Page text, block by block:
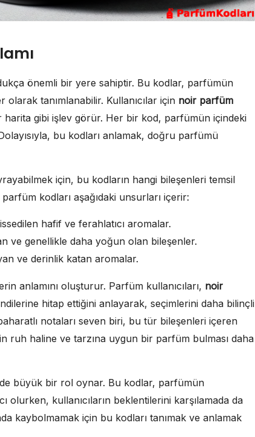
önemli bir yere sahiptir. Bu kodlar, parfümün
tanımlanabilir. Kullanıcılar için noir parfüm
gibi işlev görür. Her bir kod, parfümün içindeki
bu kodları anlamak, doğru parfümü
için, bu kodların hangi bileşenleri temsil
kodları aşağıdaki unsurları içerir:
hafif ve ferahlatıcı aromalar.
ve genellikle daha yoğun olan bileşenler.
ve derinlik katan aromalar.
anlamını oluşturur. Parfüm kullanıcıları, noir
hitap ettiğini anlayarak, seçimlerini daha bilinçli
notaları seven biri, bu tür bileşenleri içeren
ruh haline ve tarzına uygun bir parfüm bulması daha
büyük bir rol oynar. Bu kodlar, parfümün
olurken, kullanıcıların beklentilerini karşılamada da
kaybolmamak için bu kodları tanımak ve anlamak